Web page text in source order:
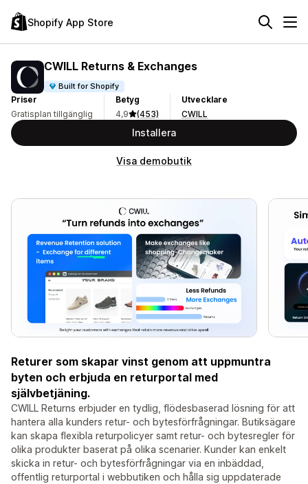
Shopify App Store
CWILL Returns & Exchanges
Built for Shopify
Priser
Gratisplan tillgänglig
Betyg
4,9
(453)
Utvecklare
CWILL
Installera
Visa demobutik
Returer som skapar vinst genom att uppmuntra
byten och erbjuda en returportal med
självbetjäning.
CWILL Returns erbjuder en tydlig, flödesbaserad lösning för att
hantera alla kunders retur- och bytesförfrågningar. Butiksägare
kan skapa flexibla returpolicyer samt retur- och bytesregler för
olika produkter baserat på olika scenarier. Kunder kan enkelt
skicka in retur- och bytesförfrågningar via en inbäddad,
offentlig returportal i webbutiken och hålla sig uppdaterade